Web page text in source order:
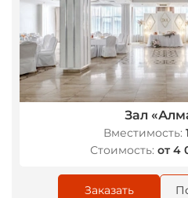
Зал
Вместимость:
Стоимость: от 4
Заказать